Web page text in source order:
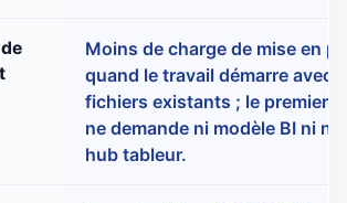
Moins de charge de mise en
quand le travail démarre avec
fichiers existants ; le premier
ne demande ni modèle BI ni
hub tableur.